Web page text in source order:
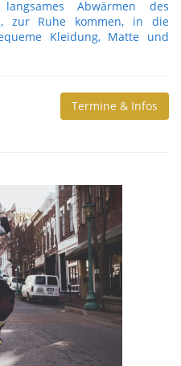
Abwärmen des
zur Ruhe kommen, in die
Kleidung, Matte und
Termine & Infos